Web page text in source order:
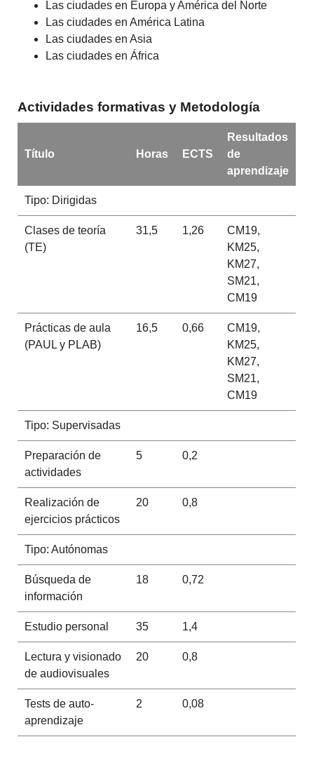
Las ciudades en Europa y América del Norte
Las ciudades en América Latina
Las ciudades en Asia
Las ciudades en África
Actividades formativas y Metodología
Título Horas ECTS
Resultados
de
aprendizaje
Tipo: Dirigidas
Clases de teoría
(TE)
31,5 1,26
CM19,
KM25,
KM27,
SM21,
CM19
Prácticas de aula
(PAUL y PLAB)
16,5 0,66
CM19,
KM25,
KM27,
SM21,
CM19
Tipo: Supervisadas
Preparación de
actividades
5 0,2
Realización de
ejercicios prácticos
20 0,8
Tipo: Autónomas
Búsqueda de
información
18 0,72
Estudio personal 35 1,4
Lectura y visionado
de audiovisuales
20 0,8
Tests de auto-
aprendizaje
2 0,08